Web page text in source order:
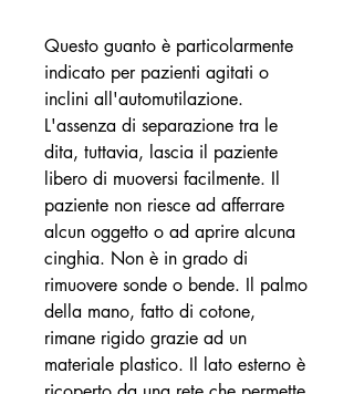
Questo guanto è particolarmente
indicato per pazienti agitati o
inclini all'automutilazione.
L'assenza di separazione tra le
dita, tuttavia, lascia il paziente
libero di muoversi facilmente. Il
paziente non riesce ad afferrare
alcun oggetto o ad aprire alcuna
cinghia. Non è in grado di
rimuovere sonde o bende. Il palmo
della mano, fatto di cotone,
rimane rigido grazie ad un
materiale plastico. Il lato esterno è